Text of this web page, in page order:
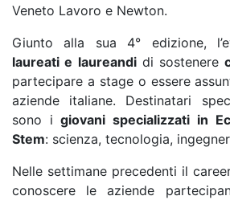
Veneto Lavoro e Newton.
Giunto alla sua 4° edizione,
laureati e laureandidi sostenere
partecipare a stage o essere
aziende italiane. Destinatari
sono igiovani specializzati in
Stem: scienza, tecnologia,
Nelle settimane precedenti il
conoscere le aziende